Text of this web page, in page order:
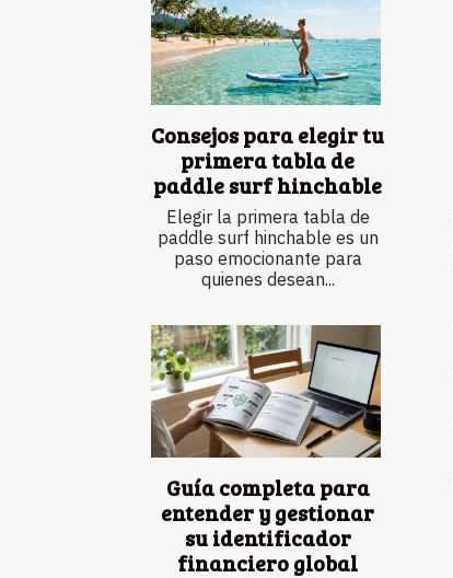
Consejos para elegir tu
primera tabla de
paddle surf hinchable
Elegir la primera tabla de
paddle surf hinchable es un
paso emocionante para
quienes desean...
Guía completa para
entender y gestionar
su identificador
financiero global